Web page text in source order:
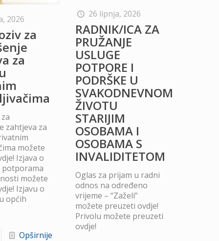
2026
za
za
zahtjeva za
možete
Izjava o
možete
Izjavu o
općih
Opširnije
26 lipnja, 2026
RADNIK/ICA ZA
PRUŽANJE
USLUGE
POTPORE I
PODRŠKE U
SVAKODNEVNOM
ŽIVOTU
STARIJIM
OSOBAMA I
OSOBAMA S
INVALIDITETOM
Oglas za prijam u radni
odnos na određeno
vrijeme – “Zaželi”
možete preuzeti ovdje!
Privolu možete preuzeti
ovdje!